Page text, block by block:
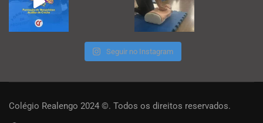
Seguir no Instagram
Colégio Realengo 2024 ©. Todos os direitos reservados.